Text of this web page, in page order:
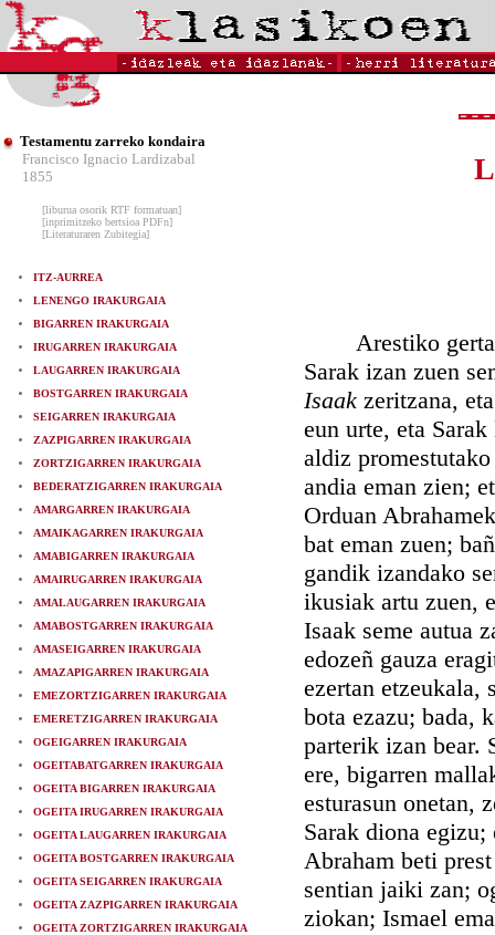
Testamentu zarreko kondaira
Francisco Ignacio Lardizabal
1855
[liburua osorik RTF formatuan]
[inprimitzeko bertsioa PDFn]
[Literaturaren Zubitegia]
ITZ-AURREA
LENENGO IRAKURGAIA
BIGARREN IRAKURGAIA
IRUGARREN IRAKURGAIA
LAUGARREN IRAKURGAIA
BOSTGARREN IRAKURGAIA
SEIGARREN IRAKURGAIA
ZAZPIGARREN IRAKURGAIA
ZORTZIGARREN IRAKURGAIA
BEDERATZIGARREN IRAKURGAIA
AMARGARREN IRAKURGAIA
AMAIKAGARREN IRAKURGAIA
AMABIGARREN IRAKURGAIA
AMAIRUGARREN IRAKURGAIA
AMALAUGARREN IRAKURGAIA
AMABOSTGARREN IRAKURGAIA
AMASEIGARREN IRAKURGAIA
AMAZAPIGARREN IRAKURGAIA
EMEZORTZIGARREN IRAKURGAIA
EMERETZIGARREN IRAKURGAIA
OGEIGARREN IRAKURGAIA
OGEITABATGARREN IRAKURGAIA
OGEITA BIGARREN IRAKURGAIA
OGEITA IRUGARREN IRAKURGAIA
OGEITA LAUGARREN IRAKURGAIA
OGEITA BOSTGARREN IRAKURGAIA
OGEITA SEIGARREN IRAKURGAIA
OGEITA ZAZPIGARREN IRAKURGAIA
OGEITA ZORTZIGARREN IRAKURGAIA
Arestiko
Sarak izan zuen
Isaak zeritzana,
eun urte, eta
aldiz
andia eman zien;
Orduan
bat eman zuen;
gandik izandako
ikusiak artu zuen,
Isaak seme autua
edozeñ gauza
ezertan etzeukala,
bota ezazu; bada,
parterik izan bear.
ere, bigarren
esturasun onetan,
Sarak diona
Abraham beti
sentian jaiki zan;
ziokan; Ismael